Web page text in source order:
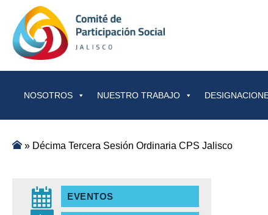
NOSOTROS NUESTRO TRABAJO
» Décima Tercera Sesión Ordinaria CPS Jalisco
EVENTOS